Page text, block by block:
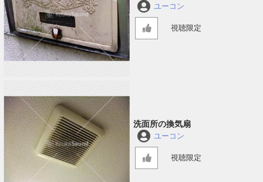
ユーコン
視聴限定
洗面所の換気扇
ユーコン
視聴限定